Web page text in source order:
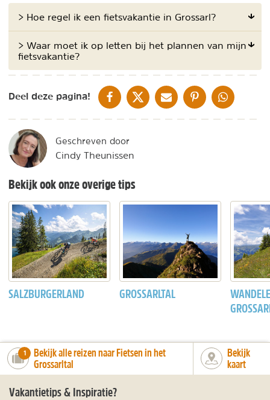
> Hoe regel ik een fietsvakantie in Grossarl?
> Waar moet ik op letten bij het plannen van mijn
fietsvakantie?
Deel deze pagina! DELEN OP FACEBOOK
DELEN OP XDELEN VIA DE MAIL
DELEN OP PINTEREST
DELEN OP
Geschreven door
Cindy Theunissen
Bekijk ook onze overige tips
SALZBURGERLAND GROSSARLTAL
number_of_trips:
1
Bekijk alle reizen naar Fietsen in het
Grossarltal
Bekijk
kaart
Vakantietips & Inspiratie?